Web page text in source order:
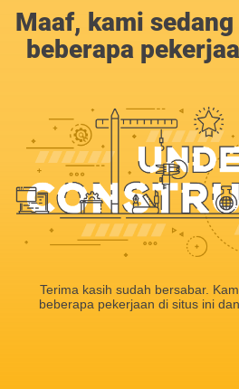
Maaf, kami
beberapa
Terima kasih sudah bersabar.
beberapa pekerjaan di situs ini